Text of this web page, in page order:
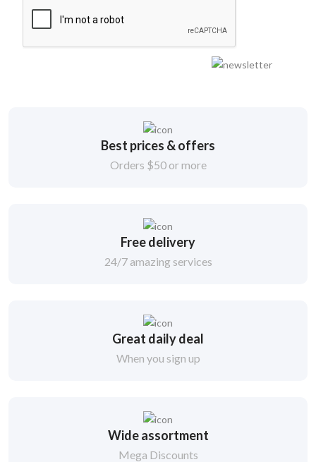
Best prices & offers
Orders $50 or more
Free delivery
24/7 amazing services
Great daily deal
When you sign up
Wide assortment
Mega Discounts